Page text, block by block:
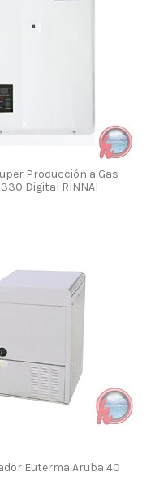
Producción a Gas -
330 Digital RINNAI
Euterma Aruba 40